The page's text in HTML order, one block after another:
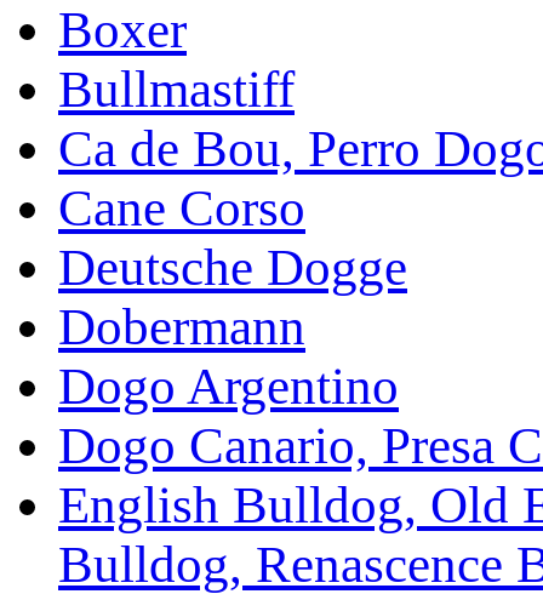
Boxer
Bullmastiff
Ca de Bou, Perro
Cane Corso
Deutsche Dogge
Dobermann
Dogo Argentino
Dogo Canario, Presa
English Bulldog, Old
Bulldog, Renascence